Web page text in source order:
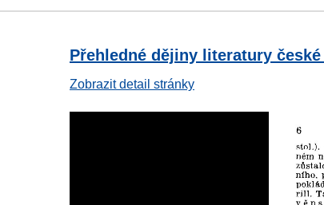
Přehledné dějiny literatury
Zobrazit detail stránky